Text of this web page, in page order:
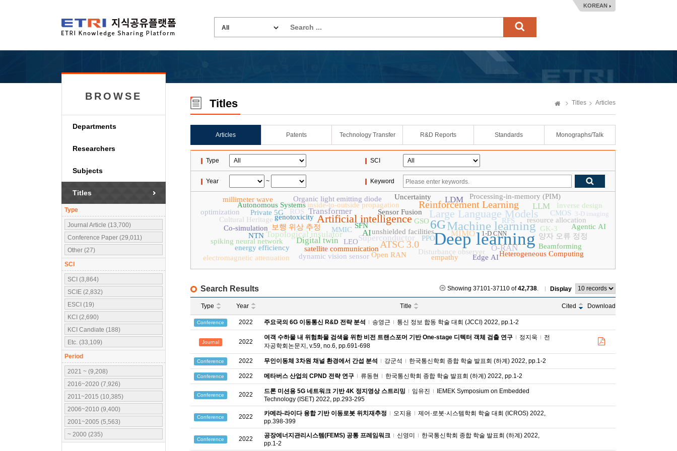
KOREAN
BROWSE
Departments
Researchers
Subjects
Titles
Type
Journal Article (13,700)
Conference Paper (29,011)
Other (27)
SCI
SCI (3,864)
SCIE (2,832)
ESCI (19)
KCI (2,690)
KCI Candiate (188)
Etc. (33,109)
Period
2021 ~ (9,208)
2016~2020 (7,926)
2011~2015 (10,385)
2006~2010 (9,400)
2001~2005 (5,563)
~ 2000 (235)
Titles Titles Articles
Articles Patents Technology Transfer R&D Reports Standards Monographs/Talk
Type SCI
Year ~ Keyword
Deep learning
6GMachine learning
Large Language Models
Artificial intelligence
Reinforcement Learning
ATSC 3.0
MIMO
AI
Digital twin
LLM
Topological insulator
LDM
Transformer
O-RAN
Superconductor
Sensor Fusion
unshielded facilities
양자 오류 정정
Disturbance observer
genotoxicity
Private 5G
MMIC
RFS
satellite communication
보행 위상 추정
Open RAN
inside-to-outside propagation
Autonomous Systems
Beamforming
spiking neural network
GK-3
Co-simulation
Organic light emitting diode
dynamic vision sensor
ROS
Uncertainty Processing-in-memory (PIM)
resource allocation
Cultural Heritage
NTN
energy efficiency
PPO
CMOS
Heterogeneous Computing
millimeter wave
empathy
electromagnetic attenuation
SFN Agentic AI
GSO
Inverse design
Edge AI
LEO
optimization 3-D imaging
1-D CNN
Search Results Showing 37101-37110 of42,738. Display
Type Year Title Cited Download
Conference 2022 주요국의 6G 이동통신 R&D 전략 분석 송영근 통신 정보 합동 학술 대회 (JCCI) 2022, pp.1-2
Journal 2022
여객 수하물 내 위험화물 검색을 위한 비전 트랜스포머 기반 One-stage 디텍터 객체 검출 연구 정지욱
전
자공학회논문지, v.59, no.6, pp.691-698
Conference 2022 무인이동체 3차원 채널 환경에서 간섭 분석 강군석 한국통신학회 종합 학술 발표회 (하계) 2022, pp.1-2
Conference 2022 메타버스 산업의 CPND 전략 연구 류동현 한국통신학회 종합 학술 발표회 (하계) 2022, pp.1-2
Conference 2022 드론 미션용 5G 네트워크 기반 4K 정지영상 스트리밍 임유진
IEMEK Symposium on Embedded
Technology (ISET) 2022, pp.293-295
Conference 2022 카메라-라이다 융합 기반 이동로봇 위치재추정 오지용
제어·로봇·시스템학회 학술 대회 (ICROS) 2022,
pp.398-399
Conference 2022 공장에너지관리시스템(FEMS) 공통 프레임워크 신영미
한국통신학회 종합 학술 발표회 (하계) 2022,
pp.1-2